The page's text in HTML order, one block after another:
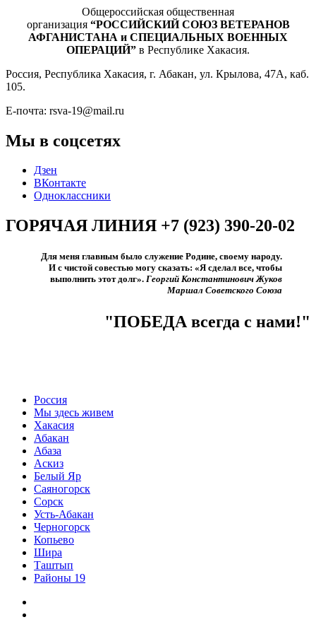
Общероссийская общественная
организация “РОССИЙСКИЙ СОЮЗ ВЕТЕРАНОВ
АФГАНИСТАНА и СПЕЦИАЛЬНЫХ ВОЕННЫХ
ОПЕРАЦИЙ” в Республике Хакасия.
Россия, Республика Хакасия, г. Абакан, ул. Крылова, 47А, каб.
105.
Е-почта: rsva-19@mail.ru
Мы в соцсетях
Дзен
ВКонтакте
Одноклассники
ГОРЯЧАЯ ЛИНИЯ +7 (923) 390-20-02
Для меня главным было служение Родине, своему народу.
И с чистой совестью могу сказать: «Я сделал все, чтобы
выполнить этот долг».​ Георгий Константинович Жуков
Маршал Советского Союза
"ПОБЕДА всегда с нами!"
Россия
Мы здесь живем
Хакасия
Абакан
Абаза
Аскиз
Белый Яр
Саяногорск
Сорск
Усть-Абакан
Черногорск
Копьево
Шира
Таштып
Районы 19